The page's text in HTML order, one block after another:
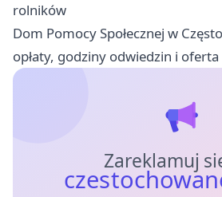
rolników
Dom Pomocy Społecznej w
opłaty, godziny odwiedzin i oferta
Zareklamuj